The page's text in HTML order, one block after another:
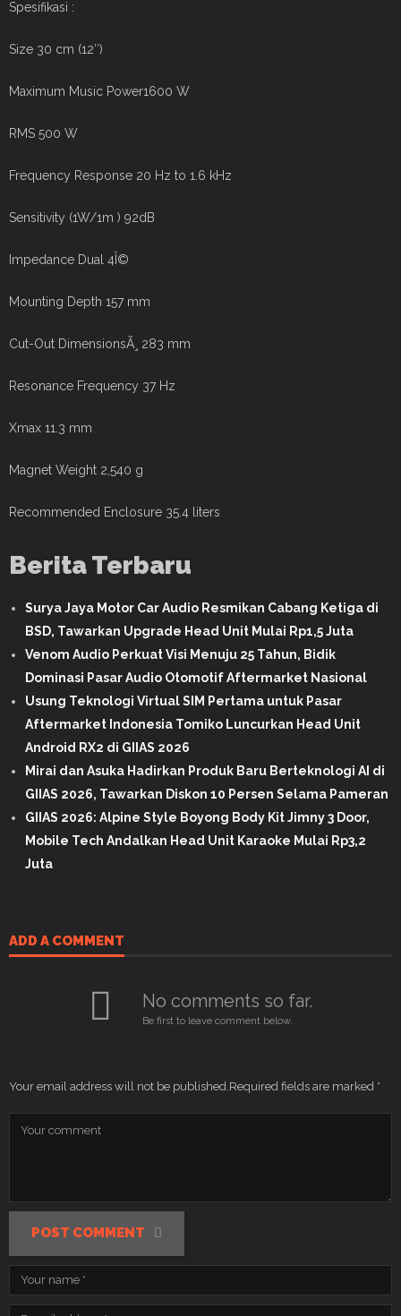
Spesifikasi :
Size 30 cm (12″)
Maximum Music Power1600 W
RMS 500 W
Frequency Response 20 Hz to 1.6 kHz
Sensitivity (1W/1m ) 92dB
Impedance Dual 4Î©
Mounting Depth 157 mm
Cut-Out DimensionsÃ¸ 283 mm
Resonance Frequency 37 Hz
Xmax 11.3 mm
Magnet Weight 2,540 g
Recommended Enclosure 35.4 liters
Berita Terbaru
Surya Jaya Motor Car Audio Resmikan Cabang Ketiga di
BSD, Tawarkan Upgrade Head Unit Mulai Rp1,5 Juta
Venom Audio Perkuat Visi Menuju 25 Tahun, Bidik
Dominasi Pasar Audio Otomotif Aftermarket Nasional
Usung Teknologi Virtual SIM Pertama untuk Pasar
Aftermarket Indonesia Tomiko Luncurkan Head Unit
Android RX2 di GIIAS 2026
Mirai dan Asuka Hadirkan Produk Baru Berteknologi AI di
GIIAS 2026, Tawarkan Diskon 10 Persen Selama Pameran
GIIAS 2026: Alpine Style Boyong Body Kit Jimny 3 Door,
Mobile Tech Andalkan Head Unit Karaoke Mulai Rp3,2
Juta
ADD A COMMENT
No comments so far.
Be first to leave comment below.
Your email address will not be published. Required fields are marked *
POST COMMENT